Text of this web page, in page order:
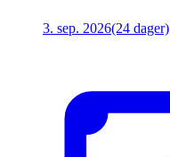
3. sep. 2026(24 dager)